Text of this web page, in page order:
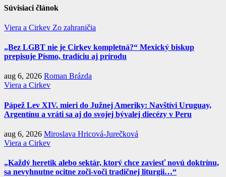
Súvisiaci článok
Viera a Cirkev Zo zahraničia
„Bez LGBT nie je Cirkev kompletná?“ Mexický biskup
prepisuje Písmo, tradíciu aj prírodu
aug 6, 2026 Roman Brázda
Viera a Cirkev
Pápež Lev XIV. mieri do Južnej Ameriky: Navštívi Uruguay,
Argentínu a vráti sa aj do svojej bývalej diecézy v Peru
aug 6, 2026 Miroslava Hricová-Jurečková
Viera a Cirkev
„Každý heretik alebo sektár, ktorý chce zaviesť novú doktrínu,
sa nevyhnutne ocitne zoči-voči tradičnej liturgii…“